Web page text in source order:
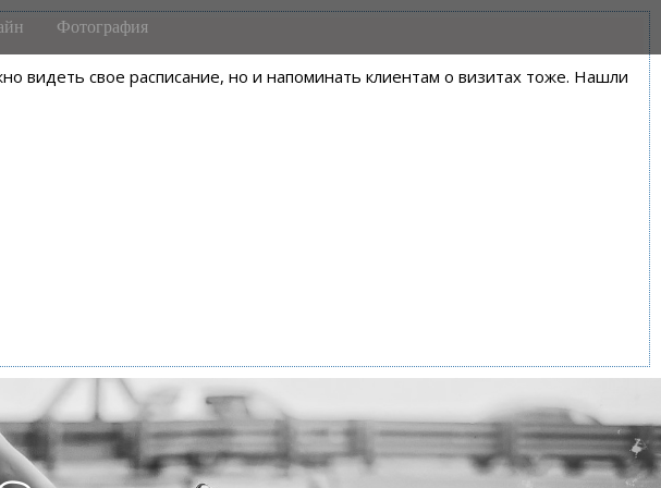
видеть свое расписание, но и напоминать клиентам о визитах тоже. Нашли
Фотография